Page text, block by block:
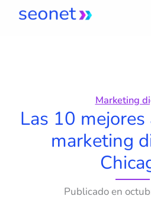
Marketing
Las 10 mejores
marketing
Publicado en